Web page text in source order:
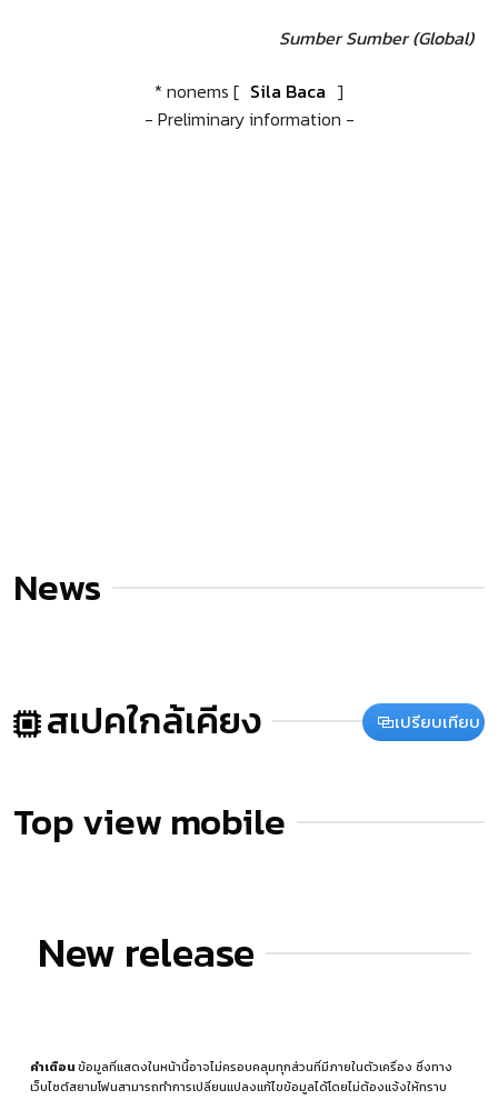
Sumber Sumber (Global)
* nonems [ Sila Baca ]
- Preliminary information -
News
สเปคใกล้เคียง เปรียบเทียบ
Top view mobile
New release
คำเตือนข้อมูลที่แสดงในหน้านี้อาจไม่ครอบคลุมทุกส่วนที่มีภายในตัวเครื่อง ซึ่งทาง
เว็บไซต์สยามโฟนสามารถทำการเปลี่ยนแปลงแก้ไขข้อมูลได้โดยไม่ต้องแจ้งให้ทราบ